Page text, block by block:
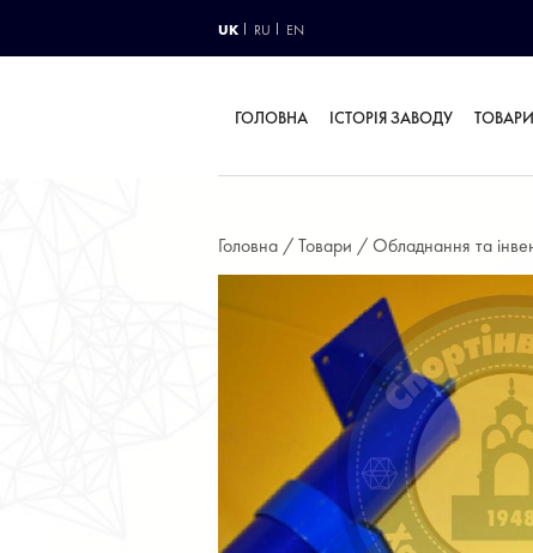
UK RU EN
ГОЛОВНА ІСТОРІЯ ЗАВОДУ ТОВАРИ
Головна /Товари /Обладнання та